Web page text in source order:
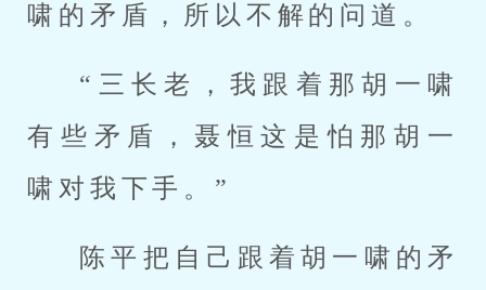
啸的矛盾，所以不解的问道。
“三长老，我跟着那胡一啸
有些矛盾，聂恒这是怕那胡一
啸对我下手。”
陈平把自己跟着胡一啸的矛